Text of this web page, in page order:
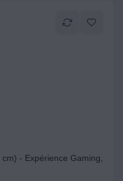
- Expérience Gaming,